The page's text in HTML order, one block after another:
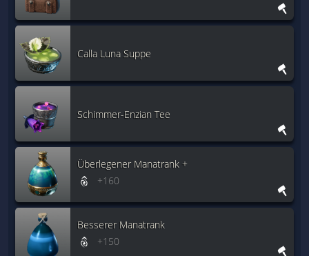
Calla Luna Suppe
Schimmer-Enzian Tee
Überlegener Manatrank +
+160
Besserer Manatrank
+150